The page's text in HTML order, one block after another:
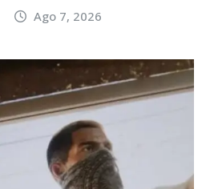
Ago 7, 2026